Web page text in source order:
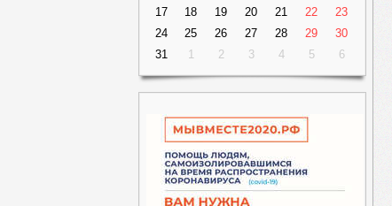
17
18 19 20 21 22
23
24
25 26 27 28 29
30
31
1 2 3 4 5 6